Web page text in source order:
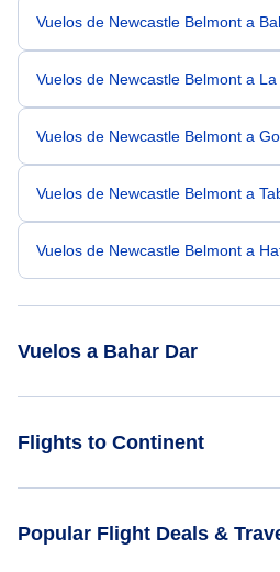
Vuelos de Newcastle Belmont a
Vuelos de Newcastle Belmont a
Vuelos de Newcastle Belmont a
Vuelos de Newcastle Belmont a
Vuelos de Newcastle Belmont a
Vuelos a Bahar Dar
Vuelos de Acapulco a Bahar Dar -
Flights to Continent
Popular Flight Deals &